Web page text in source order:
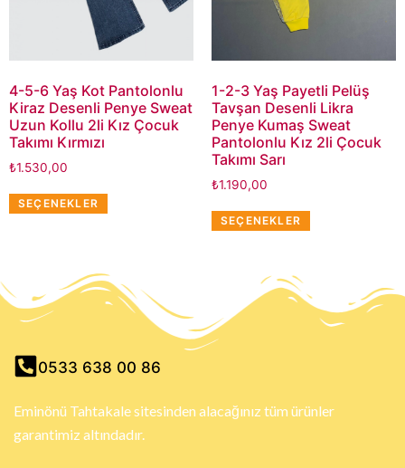
4-5-6 Yaş Kot Pantolonlu
Kiraz Desenli Penye Sweat
Uzun Kollu 2li Kız Çocuk
Takımı Kırmızı
₺1.530,00
SEÇENEKLER
1-2-3 Yaş Payetli Pelüş
Tavşan Desenli Likra
Penye Kumaş Sweat
Pantolonlu Kız 2li Çocuk
Takımı Sarı
₺1.190,00
SEÇENEKLER
0533 638 00 86
Eminönü Tahtakale sitesinden alacağınız tüm ürünler
garantimiz altındadır.